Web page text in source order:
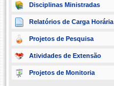
Disciplinas Ministradas
Relatórios de Carga Horária
Projetos de Pesquisa
Atividades de Extensão
Projetos de Monitoria